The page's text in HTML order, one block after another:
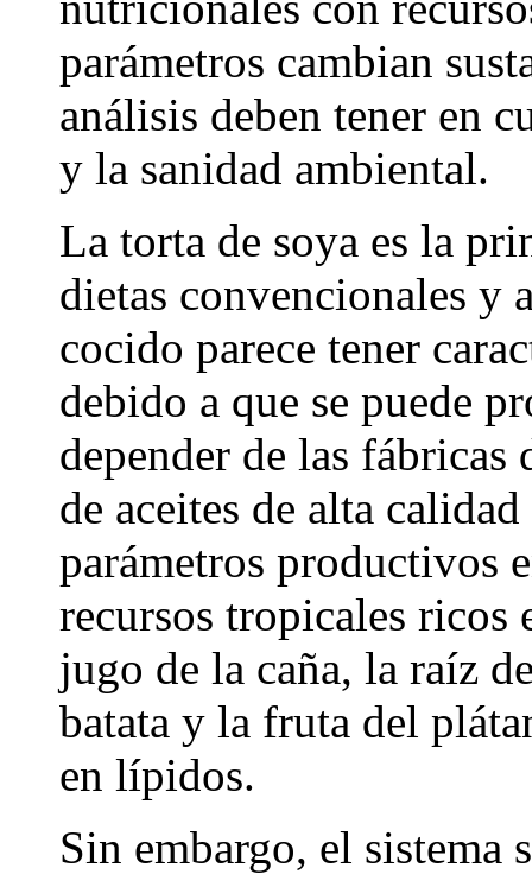
parámetros cambian
análisis deben tener en
y la sanidad ambiental.
La torta de soya es la
dietas convencionales y
cocido parece tener
debido a que se puede
depender de las fábricas
de aceites de alta
parámetros productivos
recursos tropicales ricos
jugo de la caña, la raíz
batata y la fruta del
en lípidos.
Sin embargo, el sistema